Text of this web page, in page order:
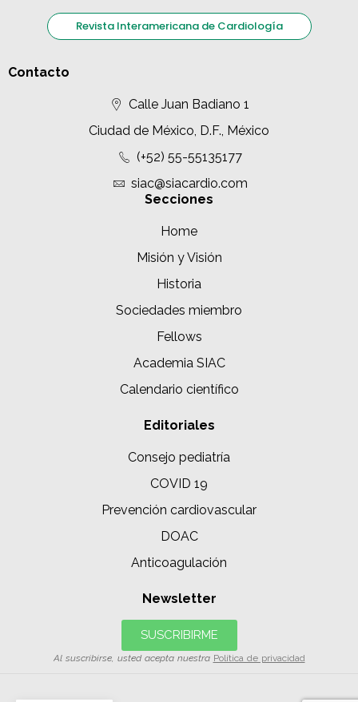
Revista Interamericana de Cardiología
Contacto
Calle Juan Badiano 1
Ciudad de México, D.F., México
(+52) 55-55135177
siac@siacardio.com
Secciones
Home
Misión y Visión
Historia
Sociedades miembro
Fellows
Academia SIAC
Calendario científico
Editoriales
Consejo pediatría
COVID 19
Prevención cardiovascular
DOAC
Anticoagulación
Newsletter
SUSCRIBIRME
Al suscribirse, usted acepta nuestra Política de privacidad